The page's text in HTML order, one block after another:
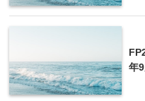
（3,500万円）のうち
年9